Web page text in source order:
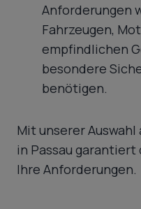
Anforderungen
Fahrzeugen,
empfindlichen
besondere
benötigen.
Mit unserer
in Passau garantiert
Ihre Anforderungen.